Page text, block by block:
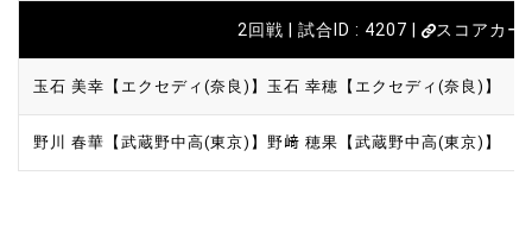
2回戦 | 試合ID : 4207 | スコアカー
玉石 美幸【エクセディ(奈良)】 玉石 幸穂【エクセディ(奈良)】
野川 春華【武蔵野中高(東京)】 野﨑 穂果【武蔵野中高(東京)】